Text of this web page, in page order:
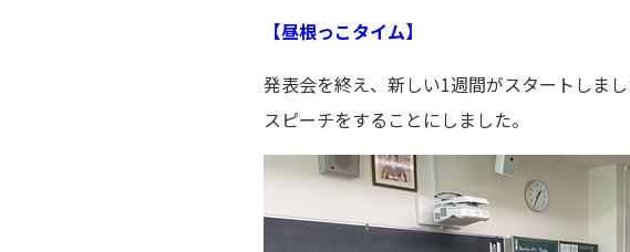
【昼根っこタイム】
発表会を終え、新しい1週間がスタートしま
スピーチをすることにしました。